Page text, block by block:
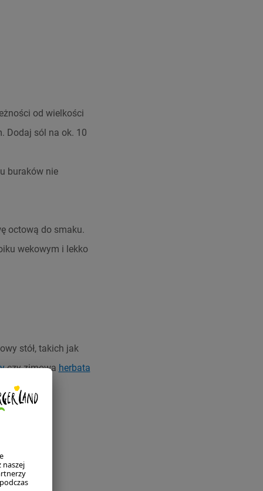
od wielkości
Dodaj sól na ok. 10
buraków nie
octową do smaku.
wekowym i lekko
stół, takich jak
czy zimowa herbata